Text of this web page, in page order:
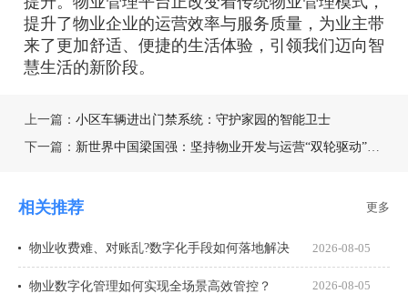
提升了物业企业的运营效率与服务质量，为业主带
来了更加舒适、便捷的生活体验，引领我们迈向智
慧生活的新阶段。
上一篇： 小区车辆进出门禁系统：守护家园的智能卫士
下一篇： 新世界中国梁国强：坚持物业开发与运营“双轮驱动”，筑造服务于人的“好房子”
相关推荐 更多
物业收费难、对账乱?数字化手段如何落地解决 2026-08-05
物业数字化管理如何实现全场景高效管控？ 2026-08-05